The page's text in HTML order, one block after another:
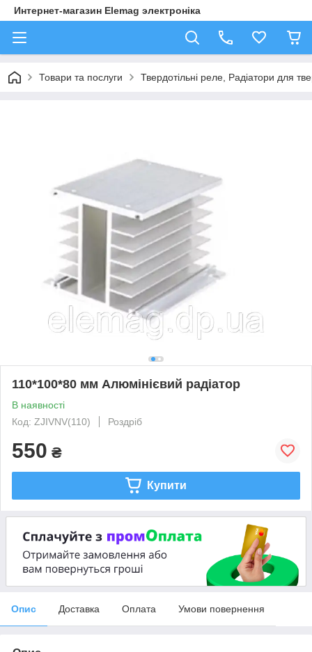
Интернет-магазин Elemag электроніка
Товари та послуги Твердотільні реле, Радіатори для
110*100*80 мм Алюмінієвий радіатор
В наявності
Код: ZJIVNV(110)
Роздріб
550 ₴
Купити
Опис Доставка Оплата Умови повернення